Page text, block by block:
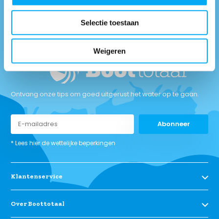
Selectie toestaan
Weigeren
Ontvang onze tips om goed uitgerust het water op te gaan.
Abonneer
* Lees hier de wettelijke beperkingen
Klantenservice
Over Boottotaal